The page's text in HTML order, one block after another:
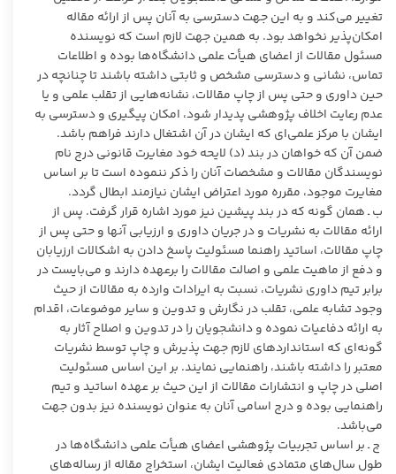
تغییر می‌کند و به این جهت دسترسی به آنان پس از ارائه مقاله
امکان‌پذیر نخواهد بود. به همین جهت لازم است که نویسنده
مسئول مقالات از اعضای هیأت علمی دانشگاه‌ها بوده و اطلاعات
تماس، نشانی و دسترسی مشخص و ثابتی داشته باشند تا چنانچه در
حین داوری و حتی پس از چاپ مقالات، نشانه‌هایی از تقلب علمی و یا
عدم رعایت اخلاف پژوهشی پدیدار شود، امکان پیگیری و دسترسی به
ایشان با مرکز علمی‌ای که ایشان در آن اشتغال دارند فراهم باشد.
ضمن آن که خواهان در بند (د) لایحه خود مغایرت قانونی درج نام
نویسندگان مقالات و مشخصات آنان را ذکر ننموده است تا بر اساس
مغایرت موجود، مقرره مورد اعتراض ایشان نیازمند ابطال گردد.
ب ـ همان گونه که در بند پیشین نیز مورد اشاره قرار گرفت. پس از
ارائه مقالات به نشریات و در جریان داوری و ارزیابی آنها و حتی پس از
چاپ مقالات، اساتید راهنما مسئولیت پاسخ دادن به اشکالات ارزیابان
و دفع از ماهیت علمی و اصالت مقالات را برعهده دارند و می‌بایست در
برابر تیم داوری نشریات، نسبت به ایرادات وارده به مقالات از حیث
وجود تشابه علمی، تقلب در نگارش و تدوین و سایر موضوعات، اقدام
به ارائه دفاعیات نموده و دانشجویان را در تدوین و اصلاح آثار به
گونه‌ای که استانداردهای لازم جهت پذیرش و چاپ توسط نشریات
معتبر را داشته باشند، راهنمایی نمایند. بر این اساس مسئولیت
اصلی در چاپ و انتشارات مقالات از این حیث بر عهده اساتید و تیم
راهنمایی بوده و درج اسامی آنان به عنوان نویسنده نیز بدون جهت
می‌باشد.
ج ـ بر اساس تجربیات پژوهشی اعضای هیأت علمی دانشگاه‌ها در
طول سال‌های متمادی فعالیت ایشان، استخراج مقاله از رساله‌های